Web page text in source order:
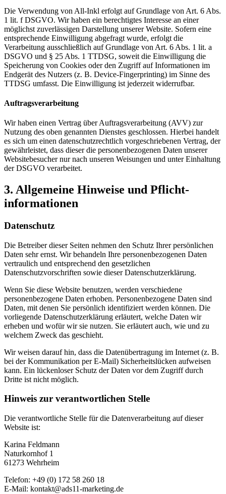
Die Verwendung von All-Inkl erfolgt auf Grundlage von Art. 6 Abs.
1 lit. f DSGVO. Wir haben ein berechtigtes Interesse an einer
möglichst zuverlässigen Darstellung unserer Website. Sofern eine
entsprechende Einwilligung abgefragt wurde, erfolgt die
Verarbeitung ausschließlich auf Grundlage von Art. 6 Abs. 1 lit. a
DSGVO und § 25 Abs. 1 TTDSG, soweit die Einwilligung die
Speicherung von Cookies oder den Zugriff auf Informationen im
Endgerät des Nutzers (z. B. Device-Fingerprinting) im Sinne des
TTDSG umfasst. Die Einwilligung ist jederzeit widerrufbar.
Auftragsverarbeitung
Wir haben einen Vertrag über Auftragsverarbeitung (AVV) zur
Nutzung des oben genannten Dienstes geschlossen. Hierbei handelt
es sich um einen datenschutzrechtlich vorgeschriebenen Vertrag, der
gewährleistet, dass dieser die personenbezogenen Daten unserer
Websitebesucher nur nach unseren Weisungen und unter Einhaltung
der DSGVO verarbeitet.
3. Allgemeine Hinweise und Pflicht­
informationen
Datenschutz
Die Betreiber dieser Seiten nehmen den Schutz Ihrer persönlichen
Daten sehr ernst. Wir behandeln Ihre personenbezogenen Daten
vertraulich und entsprechend den gesetzlichen
Datenschutzvorschriften sowie dieser Datenschutzerklärung.
Wenn Sie diese Website benutzen, werden verschiedene
personenbezogene Daten erhoben. Personenbezogene Daten sind
Daten, mit denen Sie persönlich identifiziert werden können. Die
vorliegende Datenschutzerklärung erläutert, welche Daten wir
erheben und wofür wir sie nutzen. Sie erläutert auch, wie und zu
welchem Zweck das geschieht.
Wir weisen darauf hin, dass die Datenübertragung im Internet (z. B.
bei der Kommunikation per E-Mail) Sicherheitslücken aufweisen
kann. Ein lückenloser Schutz der Daten vor dem Zugriff durch
Dritte ist nicht möglich.
Hinweis zur verantwortlichen Stelle
Die verantwortliche Stelle für die Datenverarbeitung auf dieser
Website ist:
Karina Feldmann
Naturkornhof 1
61273 Wehrheim
Telefon: +49 (0) 172 58 260 18
E-Mail: kontakt@ads11-marketing.de